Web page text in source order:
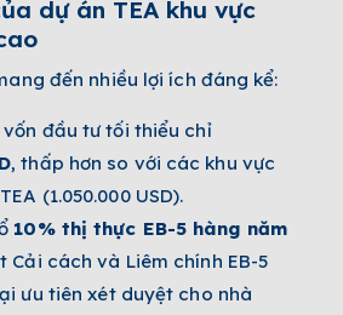
dự án TEA khu vực
đến nhiều lợi ích đáng kể:
vốn đầu tư tối thiểu chỉ
, thấp hơn so với các khu vực
(1.050.000 USD).
10% thị thực EB-5 hàng năm
cách và Liêm chính EB-5
ưu tiên xét duyệt cho nhà